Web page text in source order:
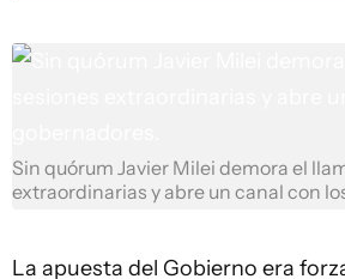
Sin quórum Javier Milei demora el
extraordinarias y abre un canal con
La apuesta del Gobierno era